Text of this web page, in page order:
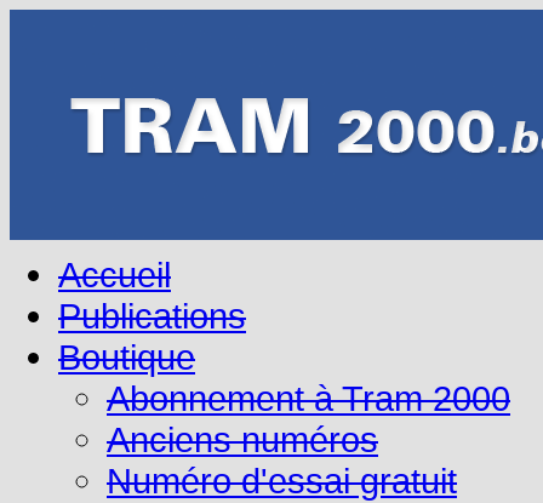
Accueil
Publications
Boutique
Abonnement à Tram 2000
Anciens numéros
Numéro d'essai gratuit